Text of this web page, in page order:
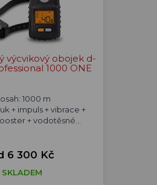
výcvikový obojek d-
1000 ONE
1000 m
+ impuls + vibrace +
+ vodotěsné...
6 300 Kč
SKLADEM